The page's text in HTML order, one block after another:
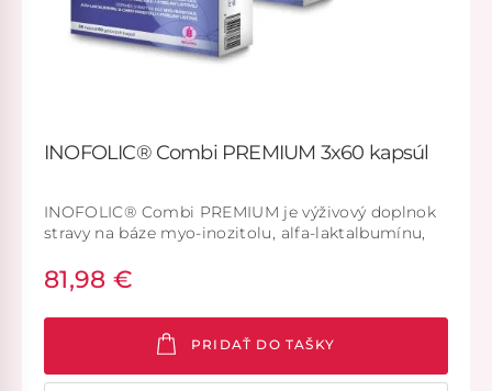
INOFOLIC® Combi PREMIUM 3x60 kapsúl
INOFOLIC® Combi PREMIUM je výživový doplnok
stravy na báze myo-inozitolu, alfa-laktalbumínu,
81,98 €
PRIDAŤ DO TAŠKY